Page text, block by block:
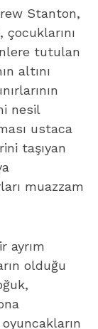
Stanton,
tutulan
altını
nesil
ustaca
taşıyan
muazzam
ayrım
olduğu